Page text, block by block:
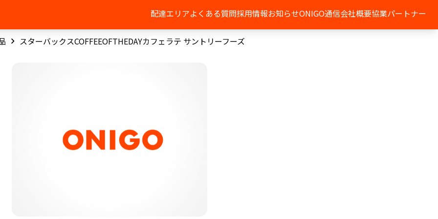
配達エリアよくある質問採用情報お知らせONIGO通信会社概要協業パートナー
スターバックスCOFFEEOFTHEDAYカフェラテ サントリーフーズ